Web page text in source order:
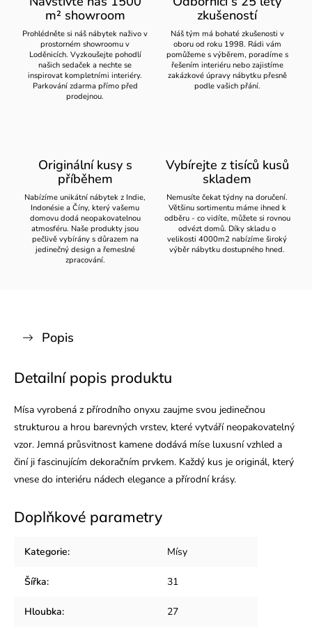
m² showroom
Prohlédněte si náš nábytek naživo v
prostorném showroomu v
Loděnicích. Vyzkoušejte pohodlí
našich sedaček a nechte se
inspirovat kompletními interiéry.
Parkování zdarma přímo před
prodejnou.
zkušeností
Náš tým má bohaté zkušenosti v
oboru od roku 1998. Rádi vám
pomůžeme s výběrem, poradíme s
řešením interiéru nebo zajistíme
zakázkové úpravy nábytku přesně
podle vašich přání.
Originální kusy s
příběhem
Nabízíme unikátní nábytek z Indie,
Indonésie a Číny, který vašemu
domovu dodá neopakovatelnou
atmosféru. Naše produkty jsou
pečlivě vybírány s důrazem na
jedinečný design a řemeslné
zpracování.
Vybírejte z tisíců kusů
skladem
Nemusíte čekat týdny na doručení.
Většinu sortimentu máme ihned k
odběru - co vidíte, můžete si rovnou
odvézt domů. Díky skladu o
velikosti 4000m2 nabízíme široký
výběr nábytku dostupného hned.
Popis
Detailní popis produktu
Mísa vyrobená z přírodního onyxu zaujme svou jedinečnou
strukturou a hrou barevných vrstev, které vytváří neopakovatelný
vzor. Jemná průsvitnost kamene dodává míse luxusní vzhled a
činí ji fascinujícím dekoračním prvkem. Každý kus je originál, který
vnese do interiéru nádech elegance a přírodní krásy.
Doplňkové parametry
Kategorie: Mísy
Šířka: 31
Hloubka: 27